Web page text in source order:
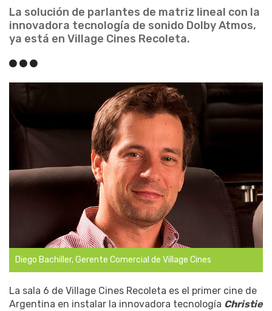
La solución de parlantes de matriz lineal con la
innovadora tecnología de sonido Dolby Atmos,
ya está en Village Cines Recoleta.
Diego Bachiller, Gerente Comercial de Village Cines
La sala 6 de Village Cines Recoleta es el primer cine de
Argentina en instalar la innovadora tecnología Christie